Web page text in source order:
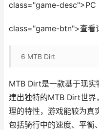
class="game-desc">PC
class="game-btn">查看
6 MTB Dirt
MTB Dirt是一款基于现实
建出独特的MTB Dirt世界
理的特性，游戏能较为真
包括骑行中的速度、平衡